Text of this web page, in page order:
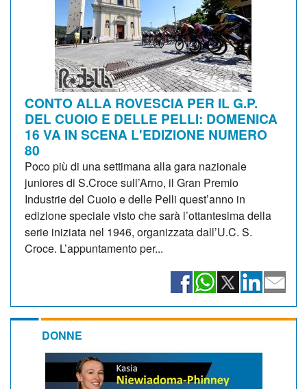
CONTO ALLA ROVESCIA PER IL G.P.
DEL CUOIO E DELLE PELLI: DOMENICA
16 VA IN SCENA L'EDIZIONE NUMERO
80
Poco più di una settimana alla gara nazionale
juniores di S.Croce sull’Arno, il Gran Premio
Industrie del Cuoio e delle Pelli quest’anno in
edizione speciale visto che sarà l’ottantesima della
serie iniziata nel 1946, organizzata dall’U.C. S.
Croce. L’appuntamento per...
DONNE